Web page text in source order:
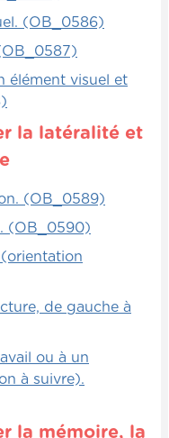
à franchir pour
la lettre qu'il a
lettre et revient
endroit par
t-il prendre à
en entier dans
(OB_0586)
élément visuel et
la latéralité et
(OB_0589)
(OB_0590)
de gauche à
ou à un
à suivre).
la mémoire, la